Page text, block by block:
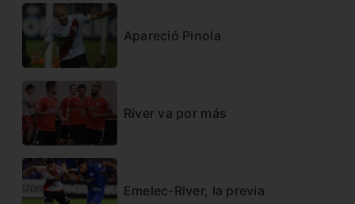
Apareció Pinola
River va por más
Emelec-River, la previa